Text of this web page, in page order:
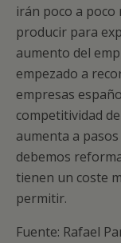
irán poco a
producir para
aumento del
empezado a
empresas
competitividad
aumenta a
debemos
tienen un coste
permitir.
Fuente: Rafael